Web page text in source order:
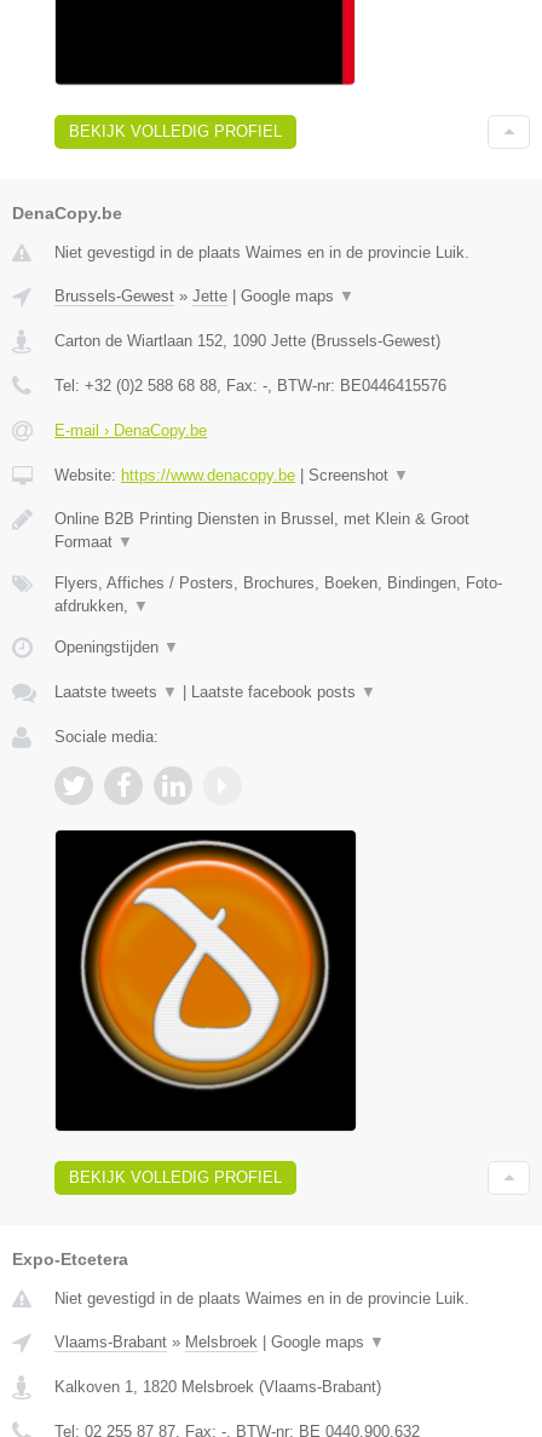
BEKIJK VOLLEDIG PROFIEL
DenaCopy.be
Niet gevestigd in de plaats Waimes en in de provincie Luik.
Brussels-Gewest » Jette | Google maps ▼
Carton de Wiartlaan 152 1090 Jette (Brussels-Gewest)
Tel: +32 (0)2 588 68 88 , Fax: - , BTW-nr: BE0446415576
E-mail › DenaCopy.be
Website: https://www.denacopy.be | Screenshot ▼
Online B2B Printing Diensten in Brussel, met Klein & Groot
Formaat ▼
Flyers, Affiches / Posters, Brochures, Boeken, Bindingen, Foto-
afdrukken,
▼
Openingstijden ▼
Laatste tweets ▼ | Laatste facebook posts ▼
Sociale media:
BEKIJK VOLLEDIG PROFIEL
Expo-Etcetera
Niet gevestigd in de plaats Waimes en in de provincie Luik.
Vlaams-Brabant » Melsbroek | Google maps ▼
Kalkoven 1 1820 Melsbroek (Vlaams-Brabant)
Tel: 02 255 87 87 , Fax: - , BTW-nr: BE 0440.900.632